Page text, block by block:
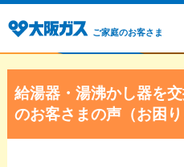
ご家庭のお客さま
給湯器・湯沸かし器を
のお客さまの声（お困